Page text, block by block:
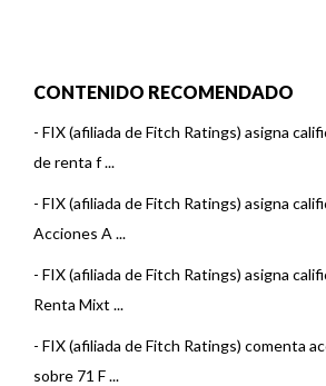
CONTENIDO RECOMENDADO
- FIX (afiliada de Fitch Ratings) asigna
de renta f ...
- FIX (afiliada de Fitch Ratings) asigna
Acciones A ...
- FIX (afiliada de Fitch Ratings) asigna
Renta Mixt ...
- FIX (afiliada de Fitch Ratings) comenta
sobre 71 F ...